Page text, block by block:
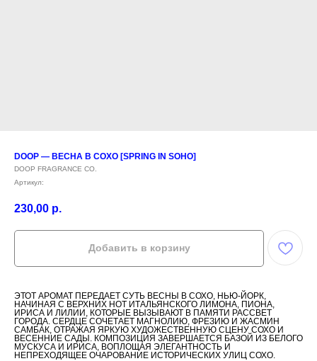
DOOP — ВЕСНА В СОХО [SPRING IN SOHO]
DOOP FRAGRANCE CO.
Артикул:
230,00 р.
Добавить в корзину
ЭТОТ АРОМАТ ПЕРЕДАЕТ СУТЬ ВЕСНЫ В СОХО, НЬЮ-ЙОРК,
НАЧИНАЯ С ВЕРХНИХ НОТ ИТАЛЬЯНСКОГО ЛИМОНА, ПИОНА,
ИРИСА И ЛИЛИИ, КОТОРЫЕ ВЫЗЫВАЮТ В ПАМЯТИ РАССВЕТ
ГОРОДА. СЕРДЦЕ СОЧЕТАЕТ МАГНОЛИЮ, ФРЕЗИЮ И ЖАСМИН
САМБАК, ОТРАЖАЯ ЯРКУЮ ХУДОЖЕСТВЕННУЮ СЦЕНУ СОХО И
ВЕСЕННИЕ САДЫ. КОМПОЗИЦИЯ ЗАВЕРШАЕТСЯ БАЗОЙ ИЗ БЕЛОГО
МУСКУСА И ИРИСА, ВОПЛОЩАЯ ЭЛЕГАНТНОСТЬ И
НЕПРЕХОДЯЩЕЕ ОЧАРОВАНИЕ ИСТОРИЧЕСКИХ УЛИЦ СОХО.